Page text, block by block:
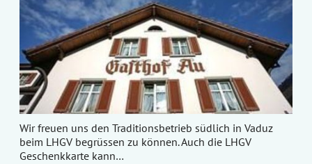
Wir freuen uns den Traditionsbetrieb südlich in Vaduz
beim LHGV begrüssen zu können. Auch die LHGV
Geschenkkarte kann…